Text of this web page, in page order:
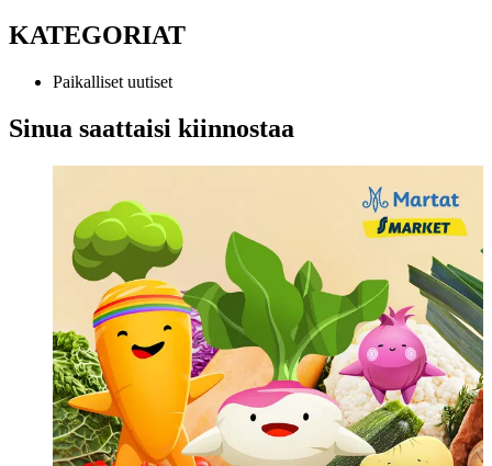
KATEGORIAT
Paikalliset uutiset
Sinua saattaisi kiinnostaa